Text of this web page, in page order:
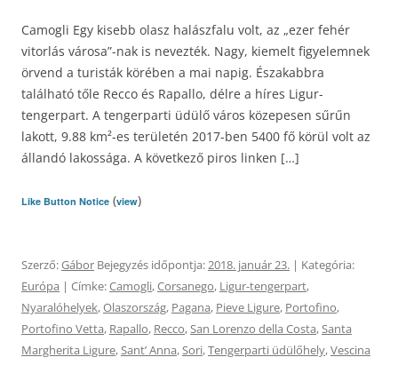
Camogli Egy kisebb olasz halászfalu volt, az „ezer fehér
vitorlás városa”-nak is nevezték. Nagy, kiemelt figyelemnek
örvend a turisták körében a mai napig. Északabbra
található tőle Recco és Rapallo, délre a híres Ligur-
tengerpart. A tengerparti üdülő város közepesen sűrűn
lakott, 9.88 km²-es területén 2017-ben 5400 fő körül volt az
állandó lakossága. A következő piros linken […]
Like Button Notice (view)
Szerző:Gábor Bejegyzés időpontja:2018. január 23. | Kategória:
Európa | Címke:Camogli,Corsanego, Ligur-tengerpart,
Nyaralóhelyek,Olaszország, Pagana, Pieve Ligure, Portofino,
Portofino Vetta, Rapallo, Recco,San Lorenzo della Costa,Santa
Margherita Ligure,Santʼ Anna,Sori,Tengerparti üdülőhely,Vescina